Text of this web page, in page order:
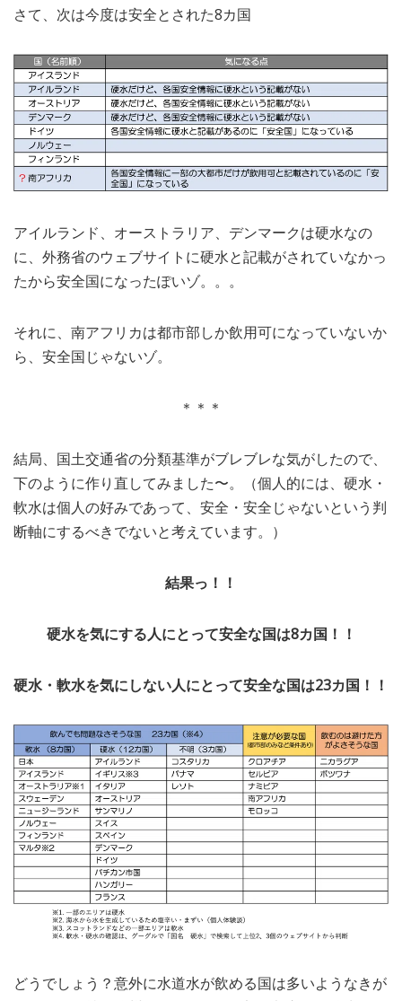
さて、次は今度は安全とされた8カ国
アイルランド、オーストラリア、デンマークは硬水なの
に、外務省のウェブサイトに硬水と記載がされていなかっ
たから安全国になったぽいゾ。。。
それに、南アフリカは都市部しか飲用可になっていないか
ら、安全国じゃないゾ。
＊＊＊
結局、国土交通省の分類基準がブレブレな気がしたので、
下のように作り直してみました〜。（個人的には、硬水・
軟水は個人の好みであって、安全・安全じゃないという判
断軸にするべきでないと考えています。）
結果っ！！
硬水を気にする人にとって安全な国は8カ国！！
硬水・軟水を気にしない人にとって安全な国は23カ国！！
どうでしょう？意外に水道水が飲める国は多いようなきが